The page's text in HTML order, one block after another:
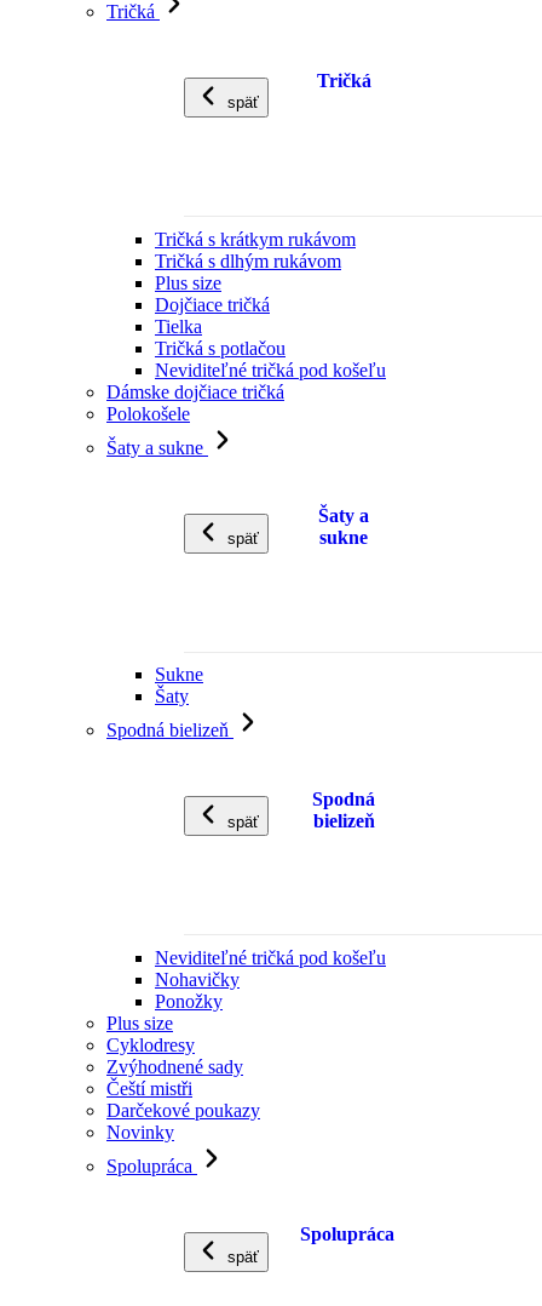
Tričká
späť
Tričká
Tričká s krátkym rukávom
Tričká s dlhým rukávom
Plus size
Dojčiace tričká
Tielka
Tričká s potlačou
Neviditeľné tričká pod košeľu
Dámske dojčiace tričká
Polokošele
Šaty a sukne
späť
Šaty a
sukne
Sukne
Šaty
Spodná bielizeň
späť
Spodná
bielizeň
Neviditeľné tričká pod košeľu
Nohavičky
Ponožky
Plus size
Cyklodresy
Zvýhodnené sady
Čeští mistři
Darčekové poukazy
Novinky
Spolupráca
späť
Spolupráca